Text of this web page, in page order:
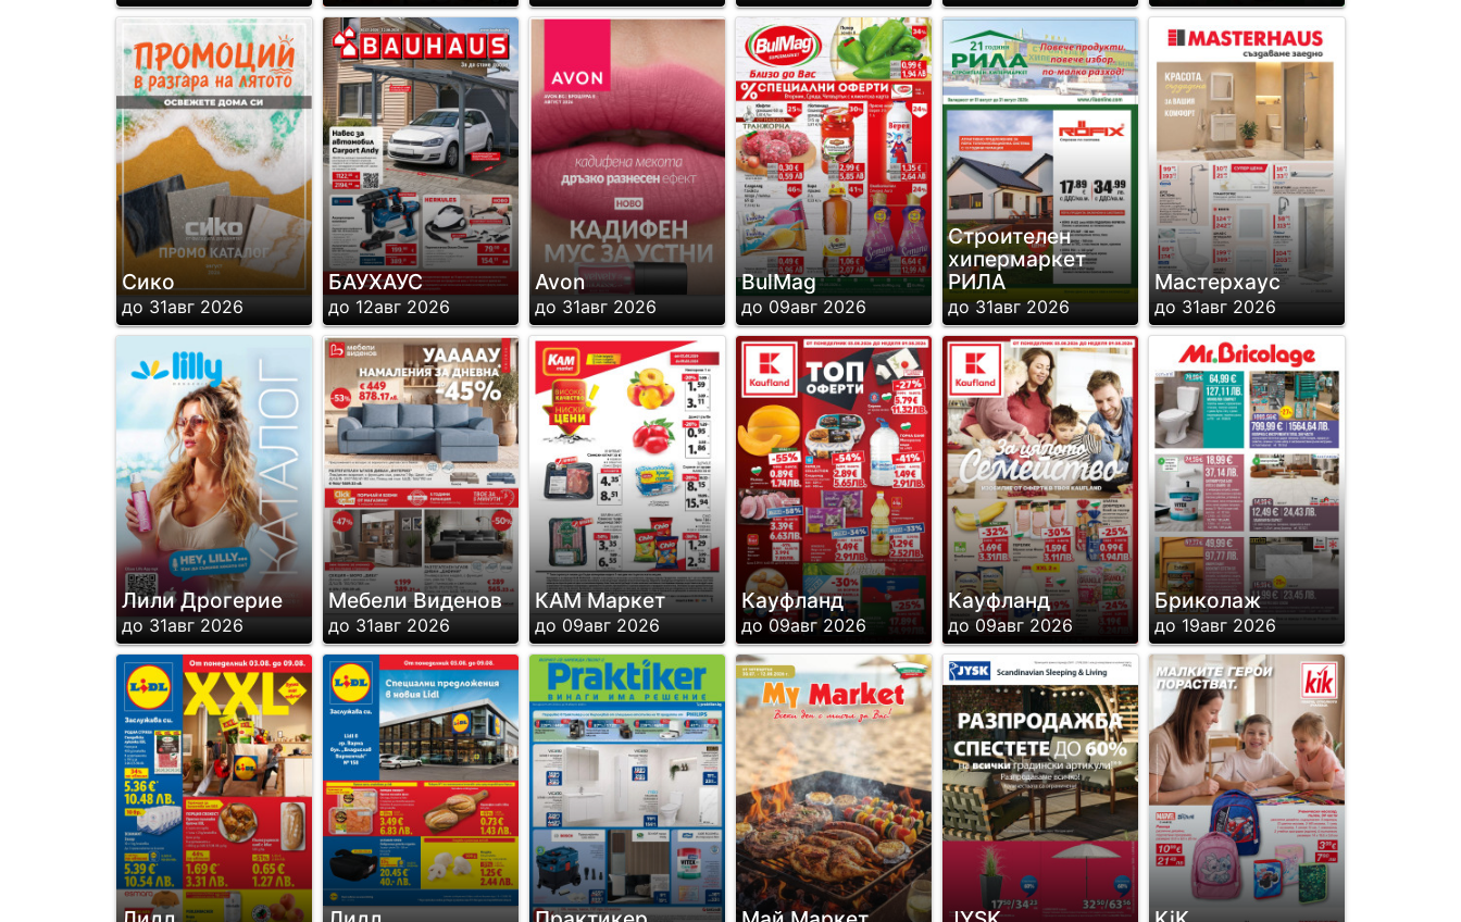
Сико
до 31авг 2026
БАУХАУС
до 12авг 2026
Avon
до 31авг 2026
BulMag
до 09авг 2026
Строителен
хипермаркет
РИЛА
до 31авг 2026
Мастерхаус
до 31авг 2026
Лили Дрогерие
до 31авг 2026
Мебели Виденов
до 31авг 2026
КАМ Маркет
до 09авг 2026
Кауфланд
до 09авг 2026
Кауфланд
до 09авг 2026
Бриколаж
до 19авг 2026